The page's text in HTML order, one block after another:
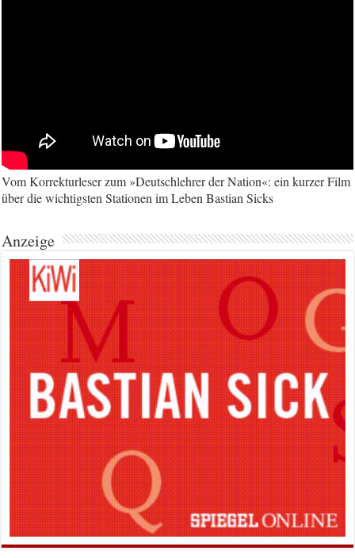
Vom Korrekturleser zum »Deutschlehrer der Nation«: ein kurzer Film
über die wichtigsten Stationen im Leben Bastian Sicks
Anzeige